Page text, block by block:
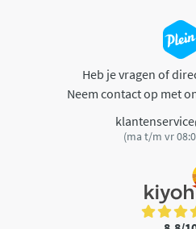
Heb je vragen of
Neem contact op met
(ma t/m vr